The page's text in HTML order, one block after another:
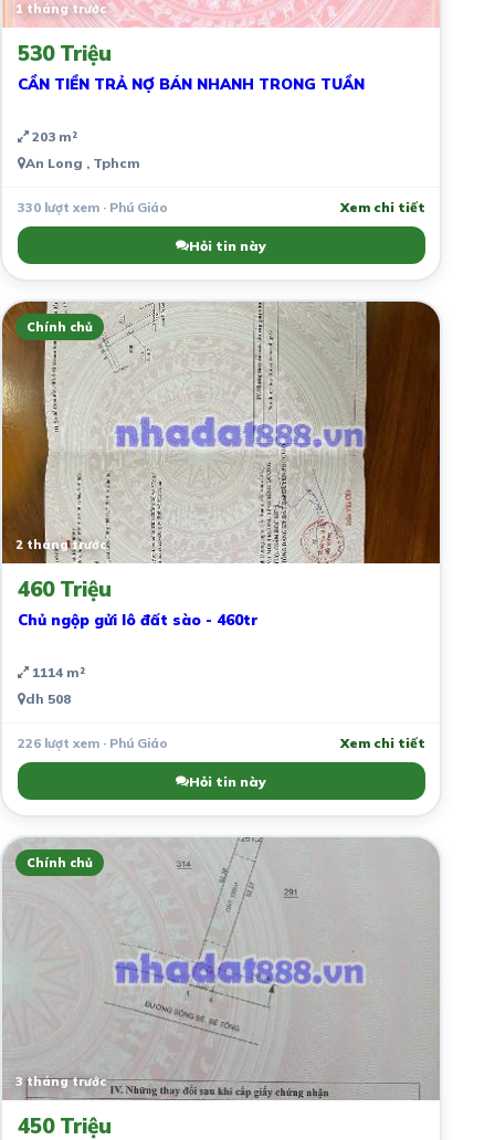
1 tháng trước
530 Triệu
CẦN TIỀN TRẢ NỢ BÁN NHANH TRONG TUẦN
203 m²
An Long , Tphcm
330 lượt xem · Phú Giáo Xem chi tiết
Hỏi tin này
Chính chủ
2 tháng trước
460 Triệu
Chủ ngộp gửi lô đất sào - 460tr
1114 m²
dh 508
226 lượt xem · Phú Giáo Xem chi tiết
Hỏi tin này
Chính chủ
3 tháng trước
450 Triệu